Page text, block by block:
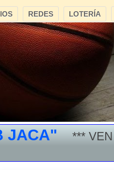
LOTERÍA
REDES
*** VEN Y